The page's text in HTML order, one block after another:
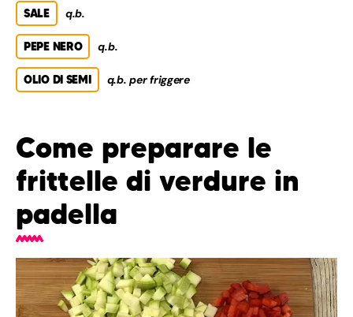
SALE q.b.
PEPE NERO q.b.
OLIO DI SEMI q.b. per friggere
Come preparare le
frittelle di verdure in
padella